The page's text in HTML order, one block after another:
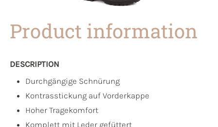
Product information
DESCRIPTION
Durchgängige Schnürung
Kontrasstickung auf Vorderkappe
Hoher Tragekomfort
Komplett mit Leder gefüttert